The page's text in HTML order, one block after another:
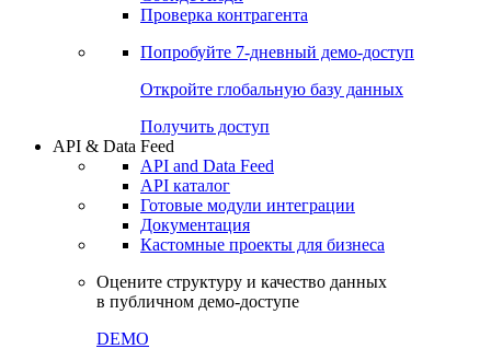
Проверка контрагента
Попробуйте 7-дневный демо-доступ
Откройте глобальную базу данных
Получить доступ
API & Data Feed
API and Data Feed
API каталог
Готовые модули интеграции
Документация
Кастомные проекты для бизнеса
Оцените структуру и качество данных
в публичном демо-доступе
DEMO